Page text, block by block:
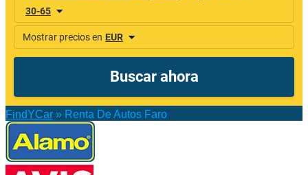
FindYCar » Renta De Autos Faro